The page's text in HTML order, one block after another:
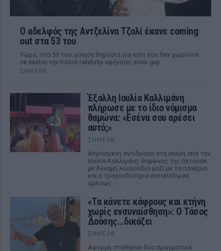
Ο αδελφός της Αντζελίνα Τζολί έκανε coming
out στα 53 του
Τώρα, στα 53 του, μίλησε δημόσια για κάτι που δεν χωρούσε
σε εκείνη την παλιά celebrity αφήγηση: είναι gay
ΣΉΜΕΡΑ
Έξαλλη Ιουλία Καλλιμάνη
πλήρωσε με το ίδιο νόμισμα
θαμώνα: «Εσένα σου αρέσει
αυτό;»
ΣΉΜΕΡΑ
Απρόσμενη αντίδραση στη σκηνή από την
Ιουλία Καλλιμάνη: θαμώνας της πετούσε
με δύναμη λουλούδια μαζί με τα πανέρια
και η τραγουδίστρια ανταπέδωσε
αμέσως.
«Τα κάνετε κάφρους και κτήνη
χωρίς ενσυναίσθηση»: Ο Τάσος
Δούσης...δικάζει
ΣΉΜΕΡΑ
Αφορμή στάθηκαν δύο πραγματικά